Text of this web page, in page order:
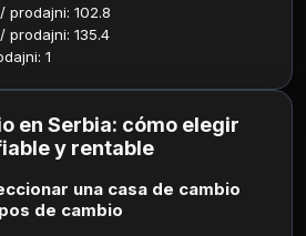
prodajni: 102.8
prodajni: 135.4
1
en Serbia: cómo elegir
y rentable
una casa de cambio
de cambio